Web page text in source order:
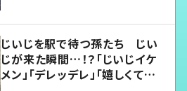
じいじを駅で待つ孫たち じい
じが来た瞬間…！？「じいじイケ
メン」「デレッデレ」「嬉しくて可